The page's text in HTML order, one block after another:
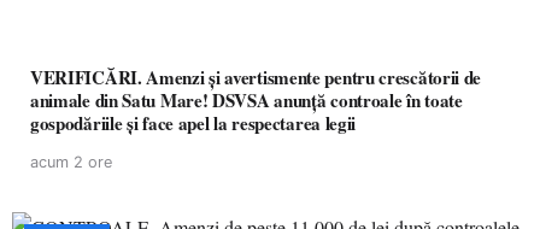
VERIFICĂRI. Amenzi și avertismente pentru crescătorii de
animale din Satu Mare! DSVSA anunță controale în toate
gospodăriile și face apel la respectarea legii
acum 2 ore